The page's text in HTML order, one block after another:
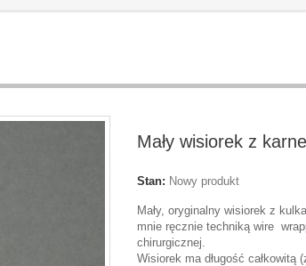
Mały wisiorek z
Stan: Nowy produkt
Mały, oryginalny wisiorek z
mnie ręcznie techniką wire
chirurgicznej.
Wisiorek ma długość całkowitą